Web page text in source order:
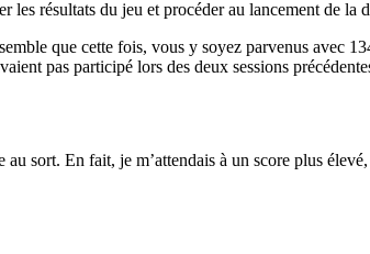
résultats du jeu et procéder au lancement de la
que cette fois, vous y soyez parvenus avec
pas participé lors des deux sessions
sort. En fait, je m’attendais à un score plus